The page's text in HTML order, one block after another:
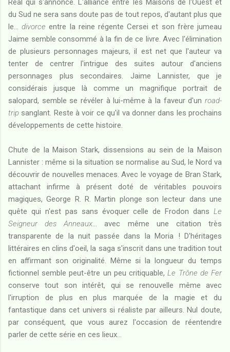
Réal qui s'annonce. L'alliance entre les Maisons de l'Ouest et
du Sud ne sera sans doute pas de tout repos, d'autant plus que
le...divorce entre la reine régente Cersei et son frère jumeau
Jaime semble consommé à la fin de ce livre. Avec l'élimination
de plusieurs personnages majeurs, il est net que l'auteur va
tenter de centrer l'intrigue des suites autour d'anciens
personnages plus secondaires. Jaime Lannister, que je
considérais jusque là comme un magnifique portrait de
salopard, semble se révéler à lui-même à la faveur d'un road-
trip sanglant. Reste à voir ce qu'il va donner dans les prochains
développements de cette histoire.
Chute de la Maison Stark, dissensions au sein de la Maison
Lannister : même si la situation se normalise au Sud, le Nord va
découvrir de nouvelles menaces. Avec le voyage de Bran Stark,
attachant infirme à présent doté de véritables pouvoirs
magiques, George R. R. Martin plonge son lecteur dans une
quête qui n'est pas sans évoquer celle de Frodon dans Le
Seigneur des Anneaux... avec même une citation très
transparente de la nuit passée dans la Moria ! D'héritages
littéraires en clins d'oeil, la saga s'inscrit dans une tradition tout
en affirmant son originalité. Même si la longueur du temps
fictionnel semble peut-être un peu critiquable,Le Trône de Fer
conserve tout son intérêt, qui se renouvelle même avec
l'irruption de plus en plus marquée de la magie et du
fantastique dans cet univers si réaliste par ailleurs. Nul doute,
par conséquent, que vous aurez l'occasion de réentendre
parler de cette série en ces lieux...